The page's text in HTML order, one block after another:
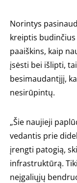
Norintys
kreiptis
paaiškins, kaip
įsėsti bei išlipti,
besimaudantįjį,
nesirūpintų.
„Šie naujieji
vedantis prie
įrengti patogią,
infrastruktūrą.
neįgaliųjų